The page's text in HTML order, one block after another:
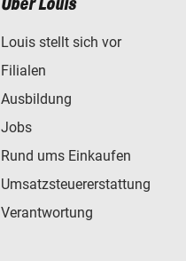
Über Louis
Louis stellt sich vor
Filialen
Ausbildung
Jobs
Rund ums Einkaufen
Umsatzsteuererstattung
Verantwortung